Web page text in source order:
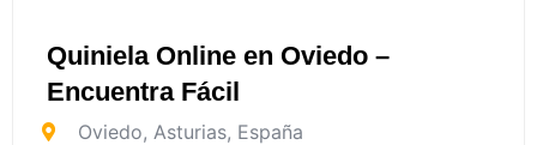
Quiniela Online en Oviedo –
Encuentra Fácil
Oviedo, Asturias, España